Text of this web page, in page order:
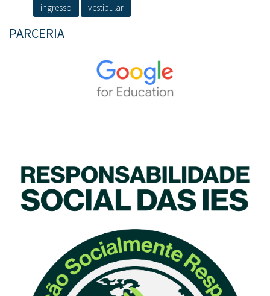
ingresso
vestibular
PARCERIA